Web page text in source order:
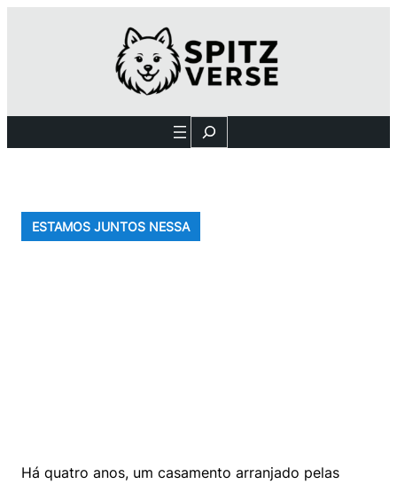
Search
ESTAMOS JUNTOS NESSA
Há quatro anos, um casamento arranjado pelas